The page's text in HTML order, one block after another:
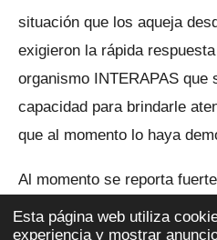
Esta página web utiliza
experiencia y mostrar
situación que los aqueja
exigieron la rápida
organismo INTERAPAS que
capacidad para brindarle
que al momento lo haya
Al momento se reporta
en la zona derivado de la
ciudadanos que se